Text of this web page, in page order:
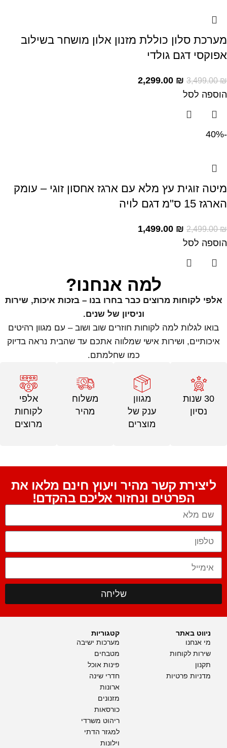
מערכת סלון כוללת מזנון אלון מושחר בשילוב
אפוקסי דגם גולדי
3,499.00₪
2,299.00 ₪
הוספה לסל
-40%
מיטה זוגית עץ מלא עם ארגז אחסון זוגי – עומק
הארגז 15 ס"מ דגם לויה
2,499.00₪
1,499.00 ₪
הוספה לסל
למה אנחנו?
אלפי לקוחות מרוצים כבר בחרו בנו – בזכות איכות, שירות
וניסיון של שנים.
בואו לגלות למה לקוחות חוזרים שוב ושוב – עם מגוון רהיטים
איכותיים, ושירות אישי שמלווה אתכם עד שהבית נראה בדיוק
כמו שחלמתם.
30 שנות
נסיון
מגוון
ענק של
מוצרים
משלוח
מהיר
אלפי
לקוחות
מרוצים
ליצירת קשר מהיר ויעוץ חינם מלאו את
הפרטים ונחזור אליכם בהקדם!
שליחה
ניווט באתר
מי אנחנו
שירות לקוחות
תקנון
מדניות פרטיות
קטגוריות
מערכות ישיבה
מטבחים
פינות אוכל
חדרי שינה
ארונות
מזנונים
כורסאות
ריהוט משרדי
למגזר הדתי
וילונות